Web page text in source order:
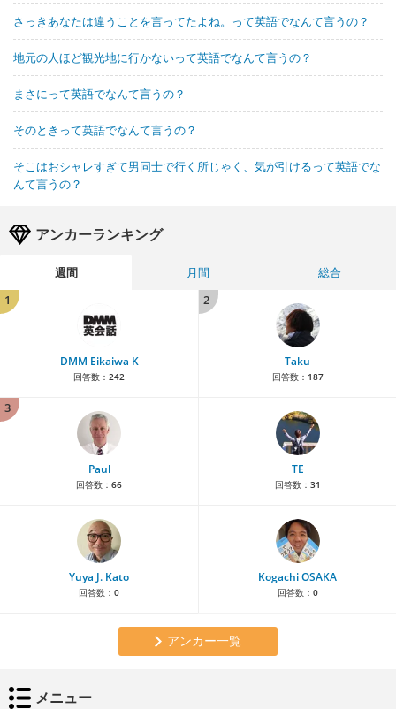
さっきあなたは違うことを言ってたよね。って英語でなんて言うの？
地元の人ほど観光地に行かないって英語でなんて言うの？
まさにって英語でなんて言うの？
そのときって英語でなんて言うの？
そこはおシャレすぎて男同士で行く所じゃく、気が引けるって英語でな
んて言うの？
アンカーランキング
週間 月間
総合
1
DMM Eikaiwa K
回答数： 242
2
Taku
回答数： 187
3
Paul
回答数： 66
TE
回答数： 31
Yuya J. Kato
回答数： 0
Kogachi OSAKA
回答数： 0
アンカー一覧
メニュー